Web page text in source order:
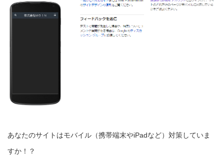
あなたのサイトはモバイル（携帯端末やiPadなど）対策していま
すか！？